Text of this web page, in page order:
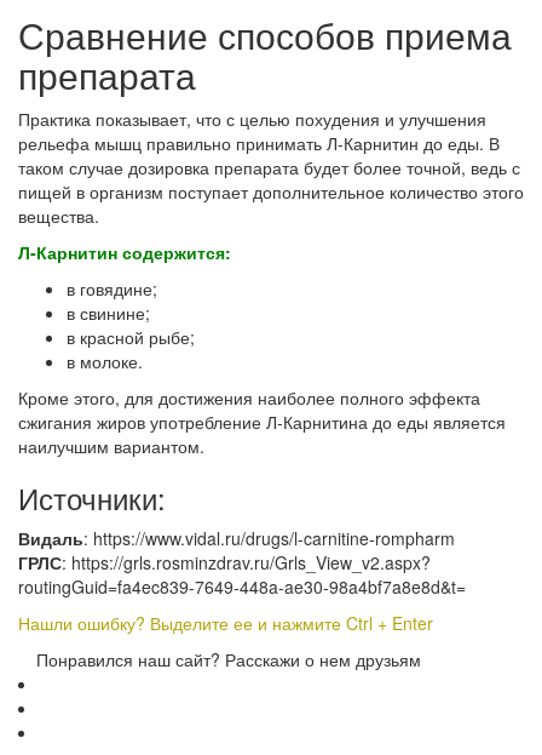
Сравнение способов приема
препарата
Практика показывает, что с целью похудения и улучшения
рельефа мышц правильно принимать Л-Карнитин до еды. В
таком случае дозировка препарата будет более точной, ведь с
пищей в организм поступает дополнительное количество этого
вещества.
Л-Карнитин содержится:
в говядине;
в свинине;
в красной рыбе;
в молоке.
Кроме этого, для достижения наиболее полного эффекта
сжигания жиров употребление Л-Карнитина до еды является
наилучшим вариантом.
Источники:
Видаль: https://www.vidal.ru/drugs/l-carnitine-rompharm
ГРЛС: https://grls.rosminzdrav.ru/Grls_View_v2.aspx?
routingGuid=fa4ec839-7649-448a-ae30-98a4bf7a8e8d&t=
Нашли ошибку? Выделите ее и нажмите Ctrl + Enter
Понравился наш сайт? Расскажи о нем друзьям